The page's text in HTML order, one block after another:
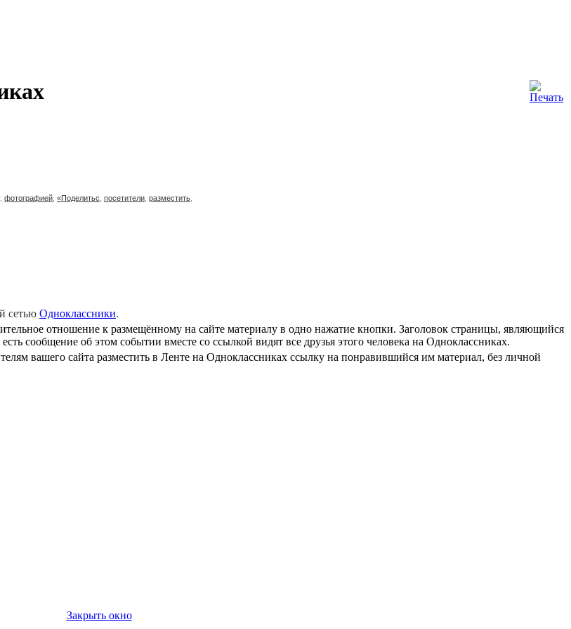
, фотографией «Поделитьс посетители разместить
сетью Одноклассники.
отношение к размещённому на сайте материалу в одно нажатие кнопки. Заголовок страницы, являющийся
сообщение об этом событии вместе со ссылкой видят все друзья этого человека на Одноклассниках.
вашего сайта разместить в Ленте на Одноклассниках ссылку на понравившийся им материал, без личной
Закрыть окно